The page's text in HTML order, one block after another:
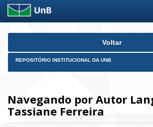
Skip
Voltar
REPOSITÓRIO INSTITUCIONAL DA UNB
Navegando por Autor
Tassiane Ferreira